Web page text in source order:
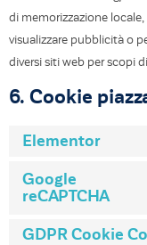
di memorizzazione
visualizzare pubblicità o
diversi siti web per scopi
6. Cookie
Elementor
Google
reCAPTCHA
GDPR Cookie